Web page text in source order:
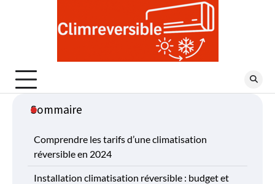
Sommaire
Comprendre les tarifs d’une climatisation
réversible en 2024
Installation climatisation réversible : budget et